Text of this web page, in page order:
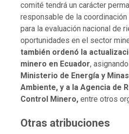
comité tendrá un carácter
responsable de la
para la evaluación nacional de
oportunidades en el sector
también ordenó la
minero en Ecuador,
Ministerio de Energía y
Ambiente, y a la Agencia de
Control Minero,entre otros
Otras atribuciones